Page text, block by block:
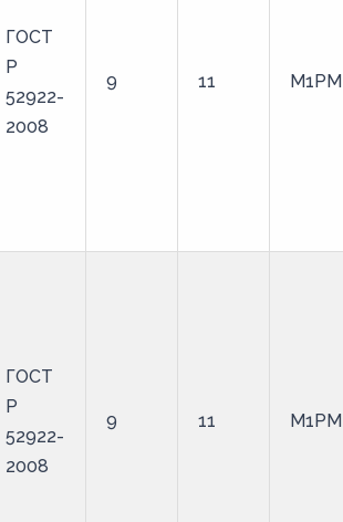
ГОСТ
Р
52922-
2008
9 11 М1РМ
ГОСТ
Р
52922-
2008
9 11 М1РМ